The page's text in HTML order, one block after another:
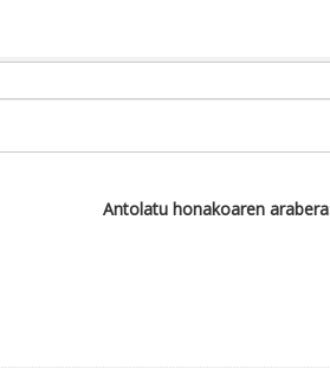
Antolatu honakoaren arabera